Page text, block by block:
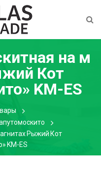
на м
Кот
KM-ES
Рыжий Кот
KM-ES